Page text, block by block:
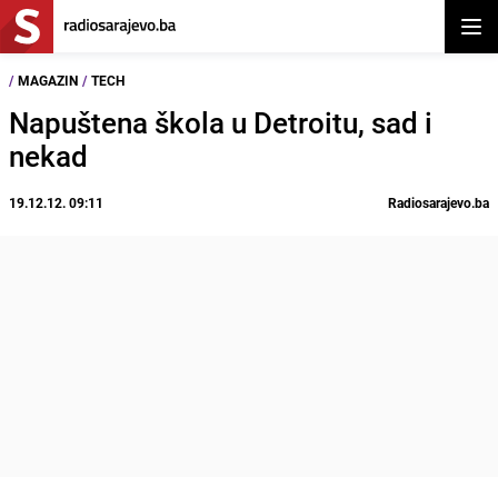
/ MAGAZIN / TECH
Napuštena škola u Detroitu, sad i
nekad
19.12.12. 09:11 Radiosarajevo.ba